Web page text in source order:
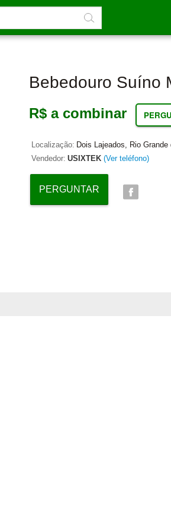
Bebedouro Suíno
R$ a combinar
Localização: Dois Lajeados, Rio Grande
Vendedor: USIXTEK (Ver teléfono)
PERGUNTAR